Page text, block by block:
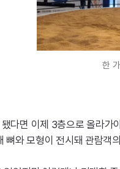
한
다면 이제 3층으로 올라
뼈와 모형이 전시돼 관람객